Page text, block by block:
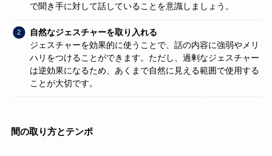
で聞き手に対して話していることを意識しましょう。
自然なジェスチャーを取り入れる
ジェスチャーを効果的に使うことで、話の内容に強弱やメリ
ハリをつけることができます。ただし、過剰なジェスチャー
は逆効果になるため、あくまで自然に見える範囲で使用する
ことが大切です。
間の取り方とテンポ